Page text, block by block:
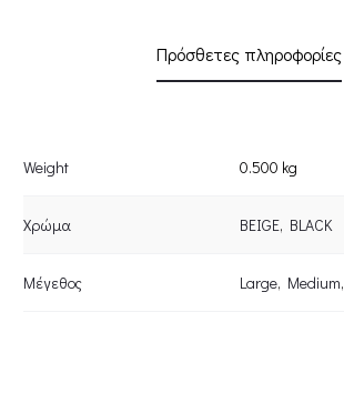
Πρόσθετες πληροφορίες
Weight 0.500 kg
Χρώμα BEIGE, BLACK
Μέγεθος Large, Medium,